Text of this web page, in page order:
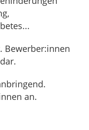
Bewerber:innen
an.